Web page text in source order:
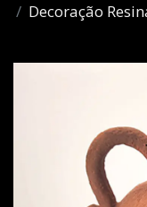
Decoração